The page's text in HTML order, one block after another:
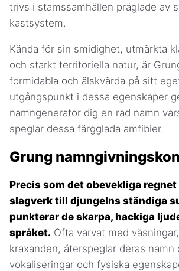
trivs i stamssamhällen präglade av
kastsystem.
Kända för sin smidighet, utmärkta
och starkt territoriella natur, är
formidabla och älskvärda på sitt
utgångspunkt i dessa egenskaper
namngenerator dig en rad namn
speglar dessa färgglada amfibier.
Grung
Precis som det obevekliga
slagverk till djungelns ständiga
punkterar de skarpa, hackiga
språket. Ofta varvat med
kraxanden, återspeglar deras namn
vokaliseringar och fysiska